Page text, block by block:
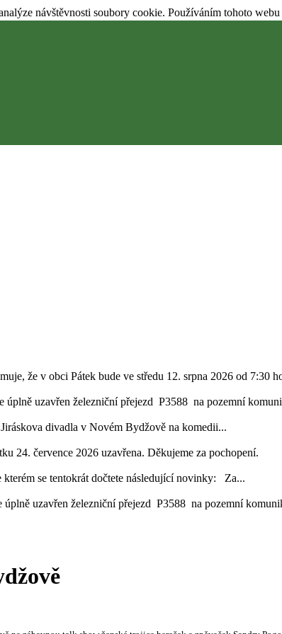
návštěvnosti soubory cookie. Používáním tohoto webu
že v obci Pátek bude ve středu 12. srpna 2026 od 7:30
úplně uzavřen železniční přejezd P3588 na pozemní
divadla v Novém Bydžově na komedii...
24. července 2026 uzavřena. Děkujeme za pochopení.
se tentokrát dočtete následující novinky: Za...
uzavřen železniční přejezd P3588 na pozemní